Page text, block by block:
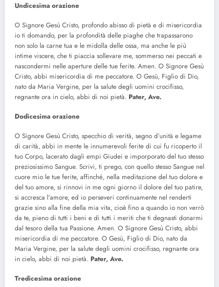
Undicesima orazione
O Signore Gesù Cristo, profondo abisso di pietà e di misericordia
io ti domando, per la profondità delle piaghe che trapassarono
non solo la carne tua e le midolla delle ossa, ma anche le più
intime viscere, che ti piaccia sollevare me, sommerso nei peccati e
nascondermi nelle aperture delle tue ferite. Amen. O Signore Gesù
Cristo, abbi misericordia di me peccatore. O Gesù, Figlio di Dio,
nato da Maria Vergine, per la salute degli uomini crocifisso,
regnante ora in cielo, abbi di noi pietà. Pater, Ave.
Dodicesima orazione
O Signore Gesù Cristo, specchio di verità, segno d’unità e legame
di carità, abbi in mente le innumerevoli ferite di cui fu ricoperto il
tuo Corpo, lacerato dagli empi Giudei e imporporato del tuo stesso
preziosissimo Sangue. Scrivi, ti prego, con quello stesso Sangue nel
cuore mio le tue ferite, affinché, nella meditazione del tuo dolore e
del tuo amore, si rinnovi in me ogni giorno il dolore del tuo patire,
si accresca l’amore, ed io perseveri continuamente nel renderti
grazie sino alla fine della mia vita, cioè fino a quando io non verrò
da te, pieno di tutti i beni e di tutti i meriti che ti degnasti donarmi
dal tesoro della tua Passione. Amen. O Signore Gesù Cristo, abbi
misericordia di me peccatore. O Gesù, Figlio di Dio, nato da
Maria Vergine, per la salute degli uomini crocifisso, regnante ora
in cielo, abbi di noi pietà. Pater, Ave.
Tredicesima orazione